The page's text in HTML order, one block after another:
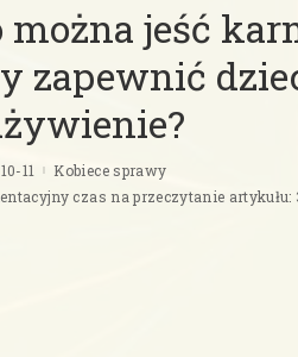
można jeść
zapewnić
11
Kobiece sprawy
czas na przeczytanie artykułu: